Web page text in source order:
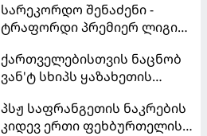
სარეკორდო შენაძენი -
ტრაფორდი პრემიერ ლიგის
ქართველებისთვის ნაცნობ
ვან'ტ სხიპს ყაზახეთის
პსჟ საფრანგეთის ნაკრების
კიდევ ერთი ფეხბურთელის